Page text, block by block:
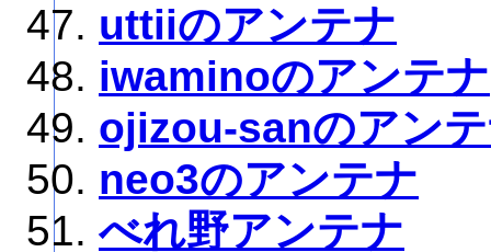
uttiiのアンテナ
iwaminoのアンテナ
ojizou-sanのアン
neo3のアンテナ
べれ野アンテナ